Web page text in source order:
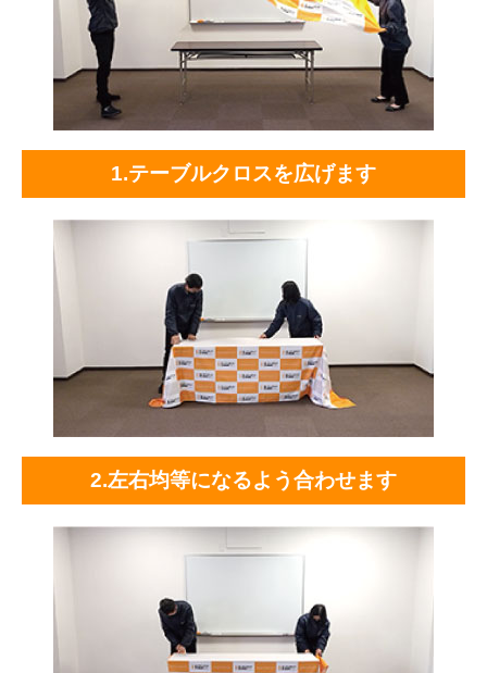
1.テーブルクロスを広げます
2.左右均等になるよう合わせます